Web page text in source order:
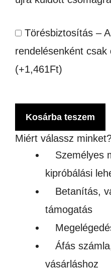
Törésbiztosítás –
rendelésenként csak
(+1,461Ft)
Kosárba teszem
Miért válassz
Személyes
kipróbálási
Betanítás,
támogatás
Áfás
vásárláshoz